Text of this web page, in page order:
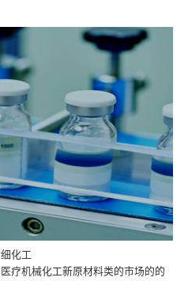
化工
疗机械化工新原材料类的市场的的